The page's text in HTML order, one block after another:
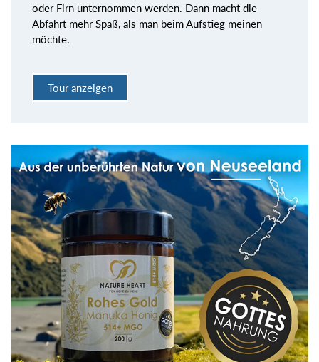
oder Firn unternommen werden. Dann macht die
Abfahrt mehr Spaß, als man beim Aufstieg meinen
möchte.
Tour anzeigen